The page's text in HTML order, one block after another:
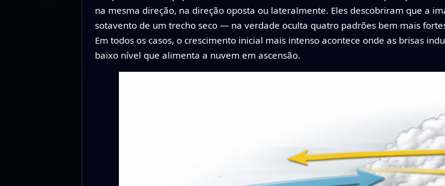
na mesma direção, na direção oposta ou lateralmente. Eles descobriram que a
sotavento de um trecho seco — na verdade oculta quatro padrões bem mais
Em todos os casos, o crescimento inicial mais intenso acontece onde as brisas
baixo nível que alimenta a nuvem em ascensão.